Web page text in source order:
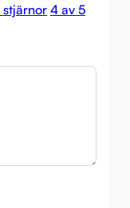
stjärnor 4 av 5